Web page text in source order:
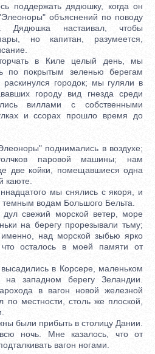
поддержать дядюшку, когда он
объяснений по поводу
Дядюшка настаивал, чтобы
но капитан, разумеется,
в Киле целый день, мы
по покрытым зеленью берегам
раскинулся городок; мы гуляли в
городу вид гнезда среди
виллами с собственными
и ссорах прошло время до
поднимались в воздухе;
паровой машины; нам
две койки, помещавшиеся одна
каюте.
мы снялись с якоря, и
водам Большого Бельта.
свежий морской ветер, море
на берегу прорезывали тьму;
над морской зыбью ярко
осталось в моей памяти от
в Корсере, маленьком
на западном берегу Зеландии.
в вагон новой железной
местности, столь же плоской,
были прибыть в столицу Дании.
ночь. Мне казалось, что от
вагон ногами.